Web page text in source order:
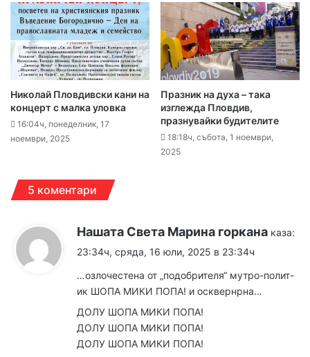
Николай Пловдивски кани на
концерт с малка уловка
16:04ч, понеделник, 17
ноември, 2025
Празник на духа – така
изглежда Пловдив,
празнувайки будителите
18:18ч, събота, 1 ноември,
2025
5 коментари
Нашата Света Марина горкана каза:
23:34ч, сряда, 16 юли, 2025 в 23:34ч
…озлочестена от „подобрителя“ мутро-полит-
ик ШОПА МИКИ ПОПА! и осквернрна…
ДОЛУ ШОПА МИКИ ПОПА!
ДОЛУ ШОПА МИКИ ПОПА!
ДОЛУ ШОПА МИКИ ПОПА!